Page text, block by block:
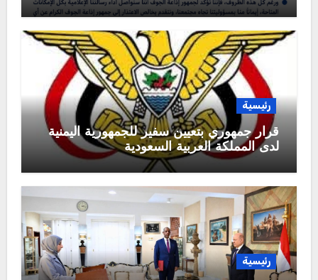
رئيسية
قرار جمهوري بتعيين سفير للجمهورية اليمنية
لدى المملكة العربية السعودية
رئيسية